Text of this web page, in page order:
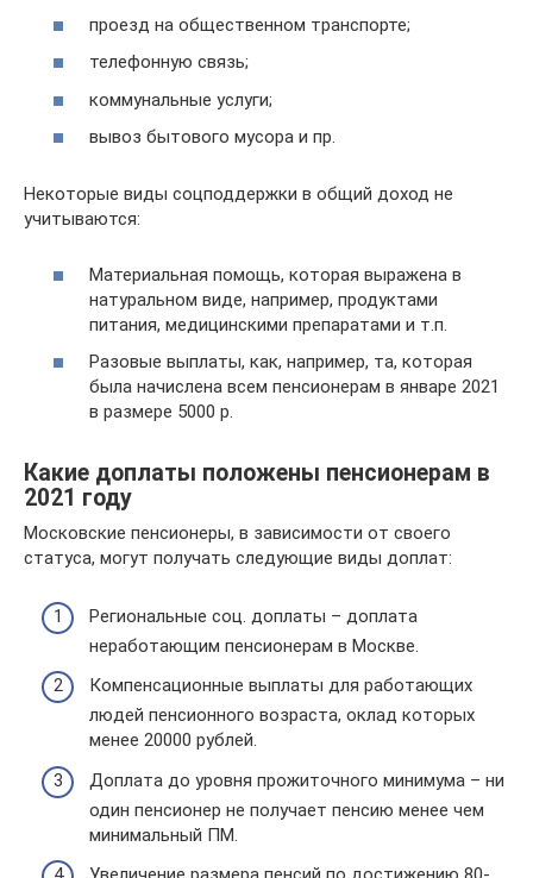
проезд на общественном транспорте;
телефонную связь;
коммунальные услуги;
вывоз бытового мусора и пр.
Некоторые виды соцподдержки в общий доход не
учитываются:
Материальная помощь, которая выражена в
натуральном виде, например, продуктами
питания, медицинскими препаратами и т.п.
Разовые выплаты, как, например, та, которая
была начислена всем пенсионерам в январе 2021
в размере 5000 р.
Какие доплаты положены пенсионерам в
2021 году
Московские пенсионеры, в зависимости от своего
статуса, могут получать следующие виды доплат:
Региональные соц. доплаты – доплата
неработающим пенсионерам в Москве.
Компенсационные выплаты для работающих
людей пенсионного возраста, оклад которых
менее 20000 рублей.
Доплата до уровня прожиточного минимума – ни
один пенсионер не получает пенсию менее чем
минимальный ПМ.